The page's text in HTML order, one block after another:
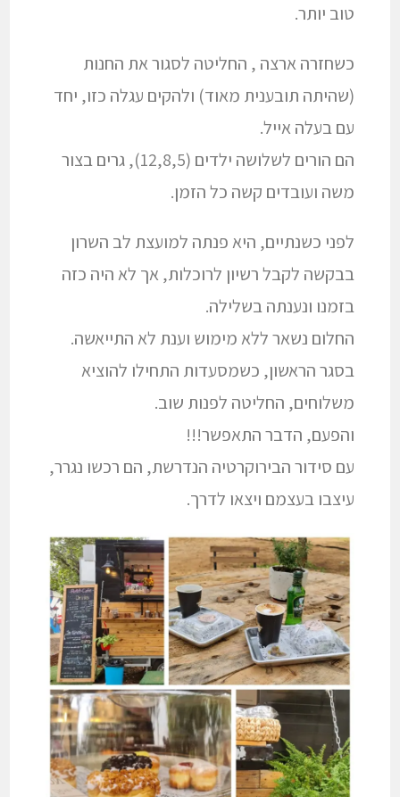
טוב יותר.
כשחזרה ארצה , החליטה לסגור את החנות
(שהיתה תובענית מאוד) ולהקים עגלה כזו, יחד
עם בעלה אייל.
הם הורים לשלושה ילדים (12,8,5), גרים בצור
משה ועובדים קשה כל הזמן.
לפני כשנתיים, היא פנתה למועצת לב השרון
בבקשה לקבל רשיון לרוכלות, אך לא היה כזה
בזמנו ונענתה בשלילה.
החלום נשאר ללא מימוש וענת לא התייאשה.
בסגר הראשון, כשמסעדות התחילו להוציא
משלוחים, החליטה לפנות שוב.
והפעם, הדבר התאפשר!!!
עם סידור הבירוקרטיה הנדרשת, הם רכשו נגרר,
עיצבו בעצמם ויצאו לדרך.